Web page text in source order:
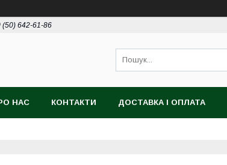
(50) 642-61-86
НАС КОНТАКТИ ДОСТАВКА І ОПЛАТА